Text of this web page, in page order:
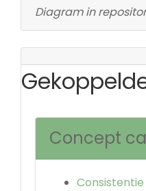
Diagram in
Concept